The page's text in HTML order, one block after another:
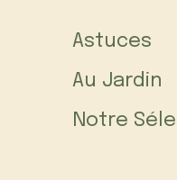
Astuces
Au Jardin
Notre